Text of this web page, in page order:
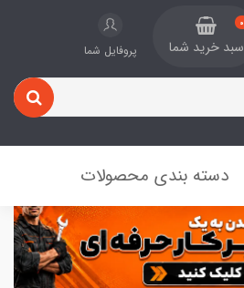
0
سبد خرید شما پروفایل شما
دسته بندی محصولات